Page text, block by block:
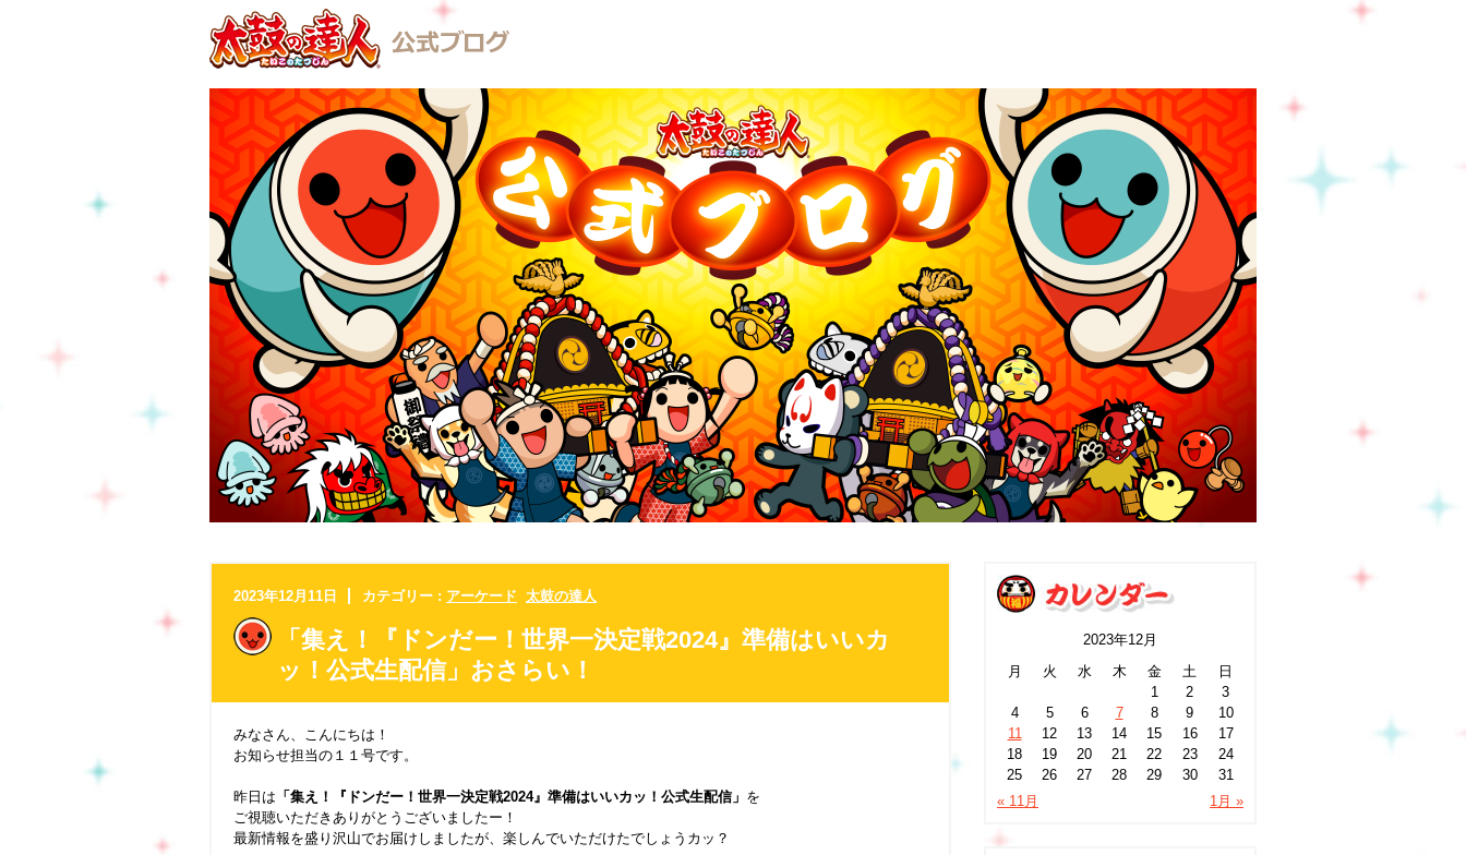
2023年12月11日 カテゴリー : アーケード 太鼓の達人
「集え！『ドンだー！世界一決定戦2024』準備はいいカ
ッ！公式生配信」おさらい！
みなさん、こんにちは！
お知らせ担当の１１号です。
昨日は 「集え！『ドンだー！世界一決定戦2024』準備はいいカッ！公式生配信」 を
ご視聴いただきありがとうございましたー！
最新情報を盛り沢山でお届けしましたが、楽しんでいただけたでしょうカッ？
2023年12月
月
火 水 木 金 土
日
1
2
3
4
5 6 7 8 9
10
11
12 13 14 15 16
17
18
19 20 21 22 23
24
25
26 27 28 29 30
31
« 11月
1月 »